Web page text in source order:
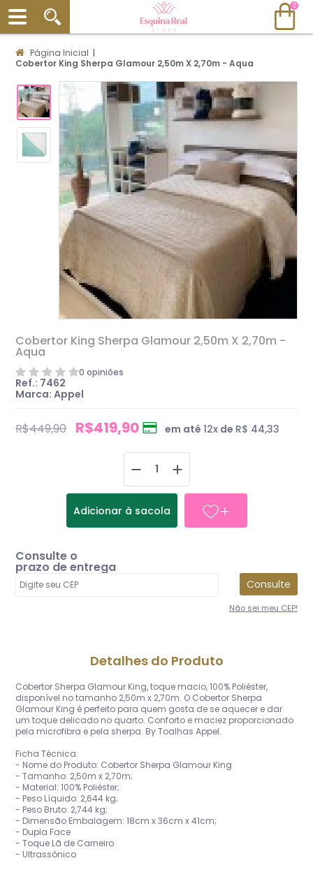
0
Página Inicial |
Cobertor King Sherpa Glamour 2,50m X 2,70m - Aqua
Cobertor King Sherpa Glamour 2,50m X 2,70m -
Aqua
0 opiniões
Ref.: 7462
Marca: Appel
R$449,90 R$419,90 em até12x de R$ 44,33
Adicionar à sacola
Consulte o
prazo de entrega
Consulte
Não sei meu CEP!
Detalhes do Produto
Cobertor Sherpa Glamour King, toque macio, 100% Poliéster,
disponível no tamanho 2,50m x 2,70m. O Cobertor Sherpa
Glamour King é perfeito para quem gosta de se aquecer e dar
um toque delicado no quarto. Conforto e maciez proporcionado
pela microfibra e pela sherpa. By Toalhas Appel.
Ficha Técnica:
- Nome do Produto: Cobertor Sherpa Glamour King
- Tamanho: 2,50m x 2,70m;
- Material: 100% Poliéster;
- Peso Líquido: 2,644 kg;
- Peso Bruto: 2,744 kg;
- Dimensão Embalagem: 18cm x 36cm x 41cm;
- Dupla Face
- Toque Lã de Carneiro
- Ultrassônico